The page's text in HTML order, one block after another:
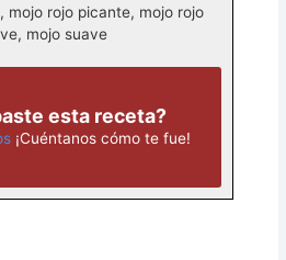
mojo rojo picante, mojo rojo
mojo suave
esta receta?
¡Cuéntanos cómo te fue!